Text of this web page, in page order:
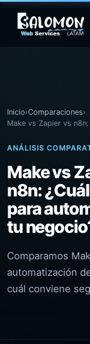
Inicio›Comparaciones›
Make vs Zapier vs
ANÁLISIS
Make vs
n8n:
para
tu
Comparamos
automatización
cuál conviene